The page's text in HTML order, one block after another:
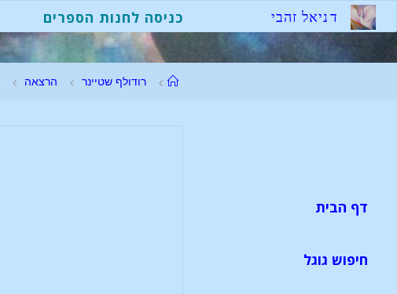
דניאל זהבי כניסה לחנות הספרים
רודולף שטיינר הרצאה
דף הבית
חיפוש גוגל